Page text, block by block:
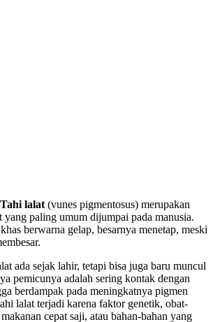
lalat (vunes pigmentosus) merupakan
paling umum dijumpai pada manusia.
berwarna gelap, besarnya menetap, meski
ada sejak lahir, tetapi bisa juga baru muncul
pemicunya adalah sering kontak dengan
berdampak pada meningkatnya pigmen
lalat terjadi karena faktor genetik, obat-
cepat saji, atau bahan-bahan yang